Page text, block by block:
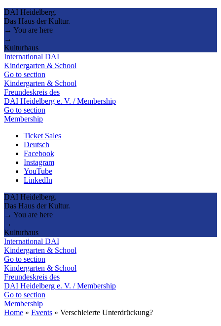
DAI Heidelberg.
Das Haus der Kultur.
→ You are here
→
Kulturhaus
International DAI
Kindergarten & School
Go to section
Kindergarten & School
Freundeskreis des
DAI Heidelberg e. V. / Membership
Go to section
Membership
Ticket Sales
Deutsch
Facebook
Instagram
YouTube
LinkedIn
DAI Heidelberg.
Das Haus der Kultur.
→ You are here
→
Kulturhaus
International DAI
Kindergarten & School
Go to section
Kindergarten & School
Freundeskreis des
DAI Heidelberg e. V. / Membership
Go to section
Membership
Home » Events » Verschleierte Unterdrückung?